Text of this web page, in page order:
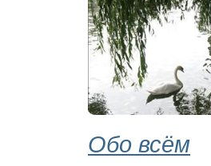
Обо всём